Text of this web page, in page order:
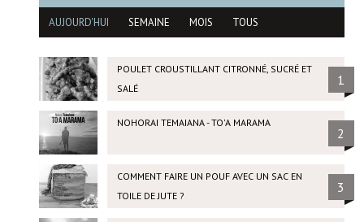
AUJOURD'HUI SEMAINE MOIS TOUS
POULET CROUSTILLANT CITRONNÉ, SUCRÉ ET
SALÉ
1
NOHORAI TEMAIANA - TO'A MARAMA
2
COMMENT FAIRE UN POUF AVEC UN SAC EN
TOILE DE JUTE ?
3